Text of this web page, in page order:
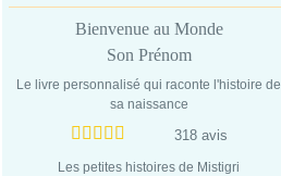
Bienvenue au Monde
Son Prénom
Le livre personnalisé qui raconte l'histoire de
sa naissance
318 avis
Les petites histoires de Mistigri